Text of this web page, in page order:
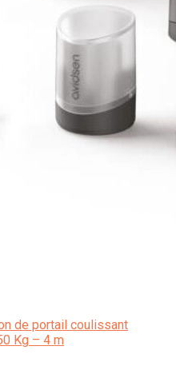
de portail coulissant
Kg – 4 m